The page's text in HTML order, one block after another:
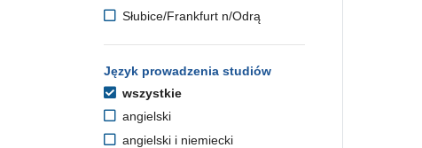
Słubice/Frankfurt n/Odrą
Język prowadzenia studiów
wszystkie
angielski
angielski i niemiecki